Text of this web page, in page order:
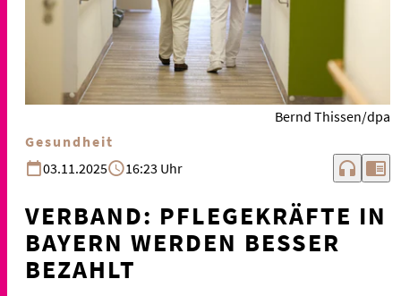
Bernd Thissen/dpa
Gesundheit
03.11.2025
16:23 Uhr headphones chrome_reader_mode
VERBAND: PFLEGEKRÄFTE IN
BAYERN WERDEN BESSER
BEZAHLT